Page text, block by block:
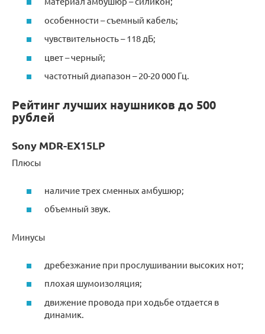
особенности – съемный кабель;
чувствительность – 118 дБ;
цвет – черный;
частотный диапазон – 20-20 000 Гц.
Рейтинг лучших наушников до 500
рублей
Sony MDR-EX15LP
Плюсы
наличие трех сменных амбушюр;
объемный звук.
Минусы
дребезжание при прослушивании высоких нот;
плохая шумоизоляция;
движение провода при ходьбе отдается в
динамик.